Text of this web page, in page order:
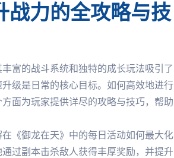
战力的全攻略与技
富的战斗系统和独特的成长玩法吸引了
级是日常的核心目标。如何高效地进行
面为玩家提供详尽的攻略与技巧，帮助
《御龙在天》中的每日活动如何最大化
过副本击杀敌人获得丰厚奖励，并提升